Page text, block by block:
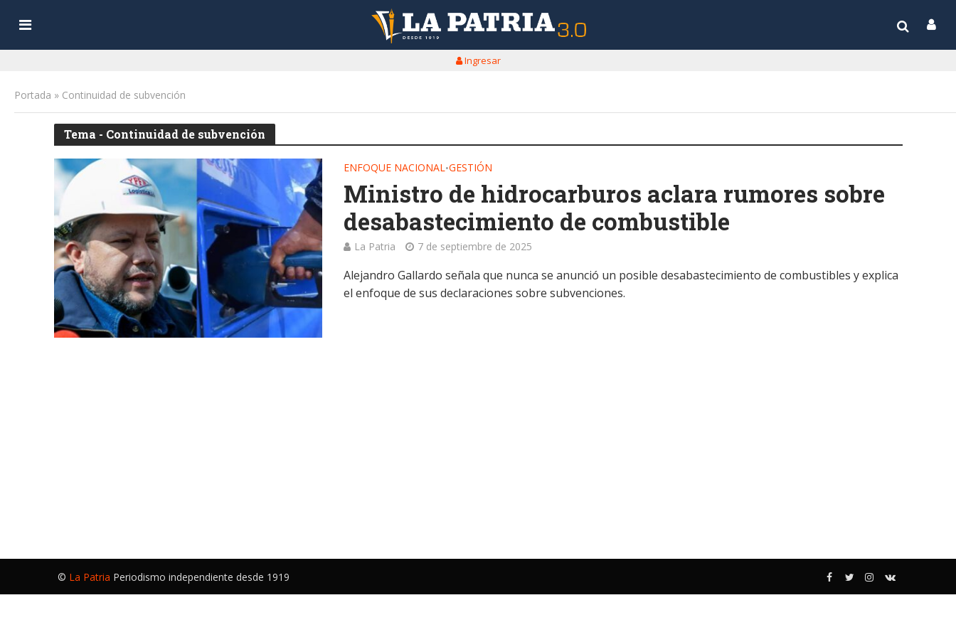
Ingresar
Portada » Continuidad de subvención
Tema - Continuidad de subvención
ENFOQUE NACIONAL•GESTIÓN
Ministro de hidrocarburos aclara rumores sobre
desabastecimiento de combustible
La Patria 7 de septiembre de 2025
Alejandro Gallardo señala que nunca se anunció un posible desabastecimiento de combustibles y explica
el enfoque de sus declaraciones sobre subvenciones.
© La Patria Periodismo independiente desde 1919